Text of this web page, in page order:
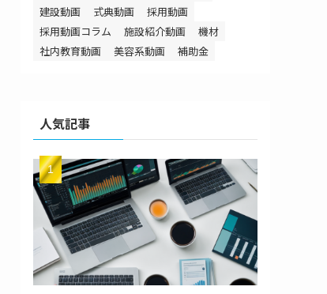
建設動画
式典動画
採用動画
採用動画コラム
施設紹介動画
機材
社内教育動画
美容系動画 補助金
人気記事